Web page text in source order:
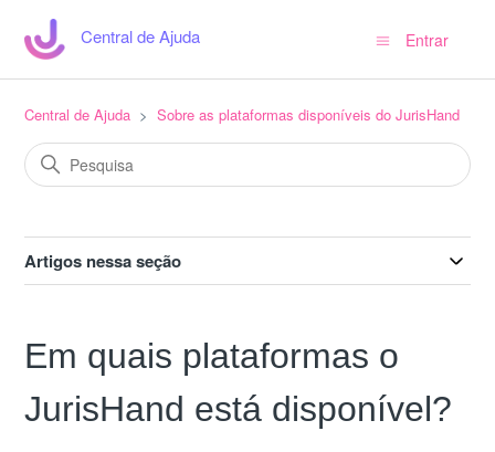
Central de Ajuda Entrar
Central de Ajuda Sobre as plataformas disponíveis do JurisHand
Artigos nessa seção
Em quais plataformas o
JurisHand está disponível?